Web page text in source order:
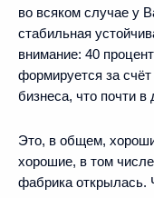
во всяком случае у
стабильная
внимание: 40
формируется за
бизнеса, что почти
Это, в общем,
хорошие, в том
фабрика открылась.